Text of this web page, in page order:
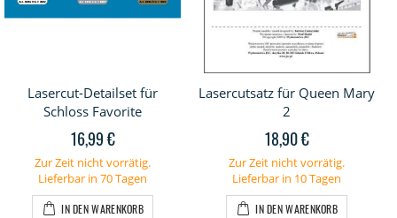
Lasercut-Detailset für
Schloss Favorite
16,99 €
Zur Zeit nicht vorrätig.
Lieferbar in 70 Tagen
IN DEN WARENKORB
Lasercutsatz für Queen Mary
2
18,90 €
Zur Zeit nicht vorrätig.
Lieferbar in 10 Tagen
IN DEN WARENKORB